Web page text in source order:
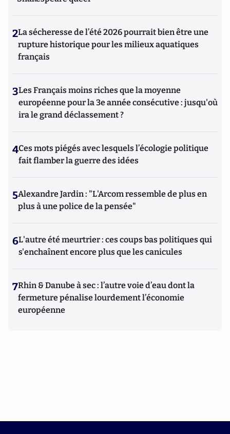
2La sécheresse de l’été 2026 pourrait bien être une
rupture historique pour les milieux aquatiques
français
3Les Français moins riches que la moyenne
européenne pour la 3e année consécutive : jusqu'où
ira le grand déclassement ?
4Ces mots piégés avec lesquels l’écologie politique
fait flamber la guerre des idées
5Alexandre Jardin : "L'Arcom ressemble de plus en
plus à une police de la pensée"
6L'autre été meurtrier : ces coups bas politiques qui
s'enchaînent encore plus que les canicules
7Rhin & Danube à sec : l’autre voie d’eau dont la
fermeture pénalise lourdement l’économie
européenne